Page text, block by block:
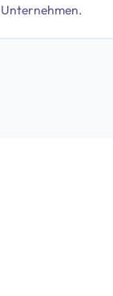
Unternehmen.